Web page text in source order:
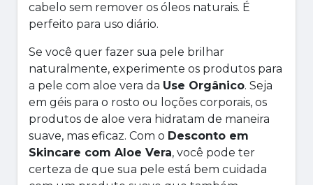
cabelo sem remover os óleos naturais. É
perfeito para uso diário.
Se você quer fazer sua pele brilhar
naturalmente, experimente os produtos para
a pele com aloe vera da Use Orgânico. Seja
em géis para o rosto ou loções corporais, os
produtos de aloe vera hidratam de maneira
suave, mas eficaz. Com o Desconto em
Skincare com Aloe Vera, você pode ter
certeza de que sua pele está bem cuidada